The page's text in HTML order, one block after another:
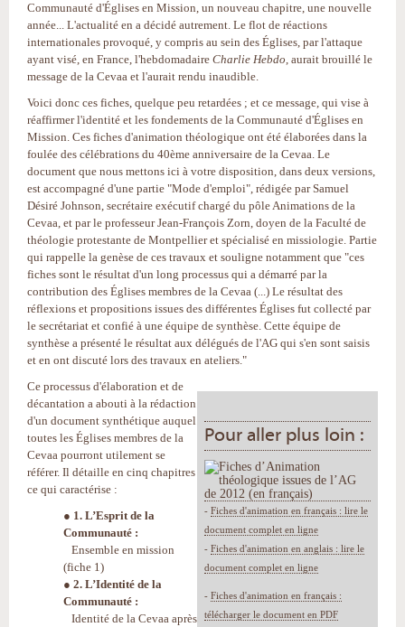
Communauté d'Églises en Mission, un nouveau chapitre, une nouvelle
année... L'actualité en a décidé autrement. Le flot de réactions
internationales provoqué, y compris au sein des Églises, par l'attaque
ayant visé, en France, l'hebdomadaire Charlie Hebdo, aurait brouillé le
message de la Cevaa et l'aurait rendu inaudible.
Voici donc ces fiches, quelque peu retardées ; et ce message, qui vise à
réaffirmer l'identité et les fondements de la Communauté d'Églises en
Mission. Ces fiches d'animation théologique ont été élaborées dans la
foulée des célébrations du 40ème anniversaire de la Cevaa. Le
document que nous mettons ici à votre disposition, dans deux versions,
est accompagné d'une partie "Mode d'emploi", rédigée par Samuel
Désiré Johnson, secrétaire exécutif chargé du pôle Animations de la
Cevaa, et par le professeur Jean-François Zorn, doyen de la Faculté de
théologie protestante de Montpellier et spécialisé en missiologie. Partie
qui rappelle la genèse de ces travaux et souligne notamment que "ces
fiches sont le résultat d'un long processus qui a démarré par la
contribution des Églises membres de la Cevaa (...) Le résultat des
réflexions et propositions issues des différentes Églises fut collecté par
le secrétariat et confié à une équipe de synthèse. Cette équipe de
synthèse a présenté le résultat aux délégués de l'AG qui s'en sont saisis
et en ont discuté lors des travaux en ateliers."
Pour aller plus loin :
- Fiches d'animation en français : lire le
document complet en ligne
- Fiches d'animation en anglais : lire le
document complet en ligne
- Fiches d'animation en français :
télécharger le document en PDF
Ce processus d'élaboration et de
décantation a abouti à la rédaction
d'un document synthétique auquel
toutes les Églises membres de la
Cevaa pourront utilement se
référer. Il détaille en cinq chapitres
ce qui caractérise :
● 1. L’Esprit de la
Communauté :
Ensemble en mission
(fiche 1)
● 2. L’Identité de la
Communauté :
Identité de la Cevaa après